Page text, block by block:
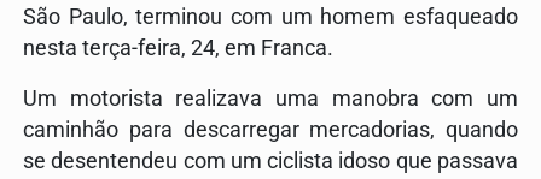
São Paulo, terminou com um homem esfaqueado
nesta terça-feira, 24, em Franca.
Um motorista realizava uma manobra com um
caminhão para descarregar mercadorias, quando
se desentendeu com um ciclista idoso que passava